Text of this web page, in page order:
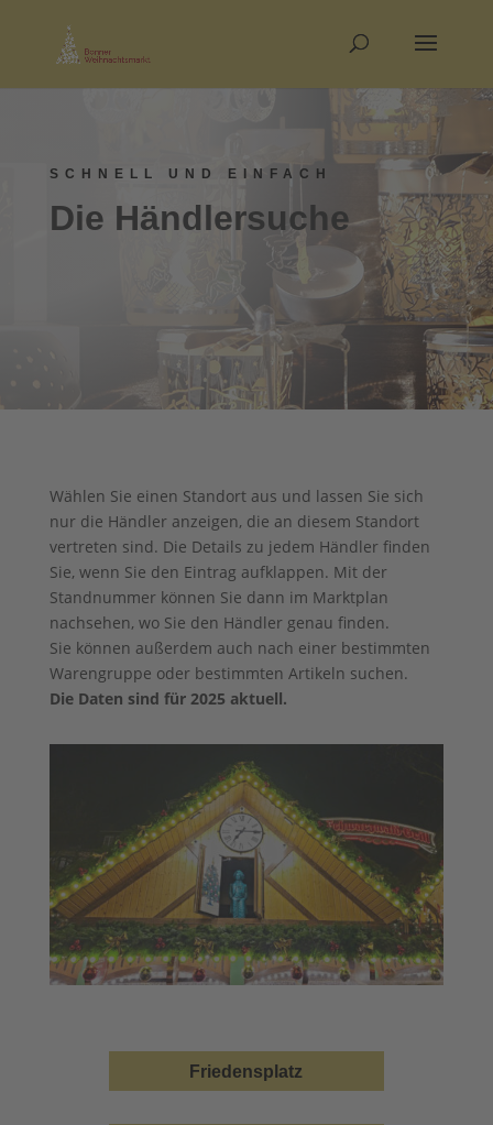
SCHNELL UND EINFACH
Die Händlersuche
Wählen Sie einen Standort aus und lassen Sie sich
nur die Händler anzeigen, die an diesem Standort
vertreten sind. Die Details zu jedem Händler finden
Sie, wenn Sie den Eintrag aufklappen. Mit der
Standnummer können Sie dann im Marktplan
nachsehen, wo Sie den Händler genau finden.
Sie können außerdem auch nach einer bestimmten
Warengruppe oder bestimmten Artikeln suchen.
Die Daten sind für 2025 aktuell.
Friedensplatz